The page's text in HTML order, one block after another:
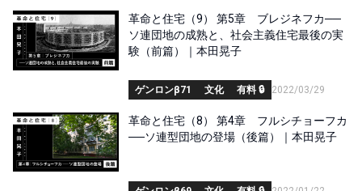
革命と住宅（9） 第5章 ブレジネフカ──
ソ連団地の成熟と、社会主義住宅最後の実
験（前篇）｜本田晃子
ゲンロンβ71 文化 有料 🔒 2022/03/29
革命と住宅（8） 第4章 フルシチョーフカ
──ソ連型団地の登場（後篇）｜本田晃子